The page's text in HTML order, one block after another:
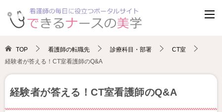
TOP 看護師の転職先 診療科目・部署
CT室
経験者が答える！CT室看護師のQ&A
経験者が答える！CT室看護師のQ&A